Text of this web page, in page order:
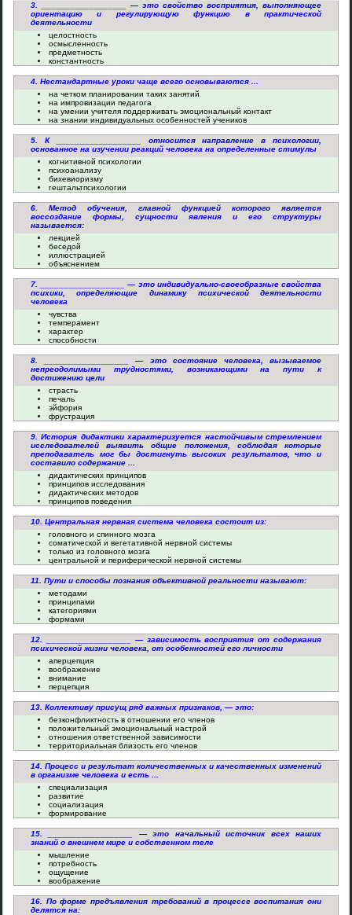
3. __________________ — это свойство восприятия, выполняющее
ориентацию и регулирующую функцию в практической
деятельности
целостность
осмысленность
предметность
константность
4. Нестандартные уроки чаще всего основываются ...
на четком планировании таких занятий
на импровизации педагога
на умении учителя поддерживать эмоциональный контакт
на знании индивидуальных особенностей учеников
5. К __________________ относится направление в психологии,
основанное на изучении реакций человека на определенные стимулы
когнитивной психологии
психоанализу
бихевиоризму
гештальтпсихологии
6. Метод обучения, главной функцией которого является
воссоздание формы, сущности явления и его структуры
называется:
лекцией
беседой
иллюстрацией
объяснением
7. __________________ — это индивидуально-своеобразные свойства
психики, определяющие динамику психической деятельности
человека
чувства
темперамент
характер
способности
8. __________________ — это состояние человека, вызываемое
непреодолимыми трудностями, возникающими на пути к
достижению цели
страсть
печаль
эйфория
фрустрация
9. История дидактики характеризуется настойчивым стремлением
исследователей выявить общие положения, соблюдая которые
преподаватель мог бы достигнуть высоких результатов, что и
составило содержание ...
дидактических принципов
принципов исследования
дидактических методов
принципов поведения
10. Центральная нервная система человека состоит из:
головного и спинного мозга
соматической и вегетативной нервной системы
только из головного мозга
центральной и периферической нервной системы
11. Пути и способы познания объективной реальности называют:
методами
принципами
категориями
формами
12. __________________ — зависимость восприятия от содержания
психической жизни человека, от особенностей его личности
аперцепция
воображение
внимание
перцепция
13. Коллективу присущ ряд важных признаков, — это:
безконфликтность в отношении его членов
положительный эмоциональный настрой
отношения ответственной зависимости
территориальная близость его членов
14. Процесс и результат количественных и качественных изменений
в организме человека и есть ...
специализация
развитие
социализация
формирование
15. __________________ — это начальный источник всех наших
знаний о внешнем мире и собственном теле
мышление
потребность
ощущение
воображение
16. По форме предъявления требований в процессе воспитания они
делятся на: